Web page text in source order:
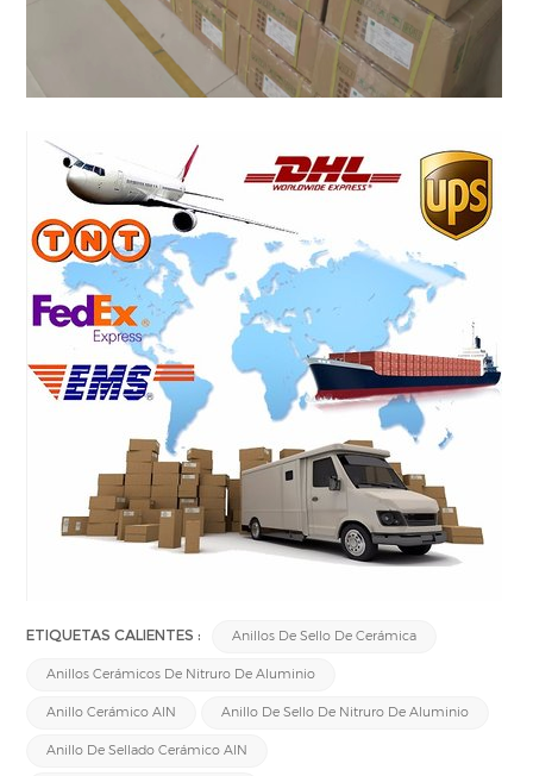
ETIQUETAS CALIENTES : Anillos De Sello De Cerámica
Anillos Cerámicos De Nitruro De Aluminio
Anillo Cerámico AlN Anillo De Sello De Nitruro De Aluminio
Anillo De Sellado Cerámico AlN